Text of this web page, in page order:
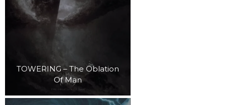
TOWERING – The Oblation
Of Man